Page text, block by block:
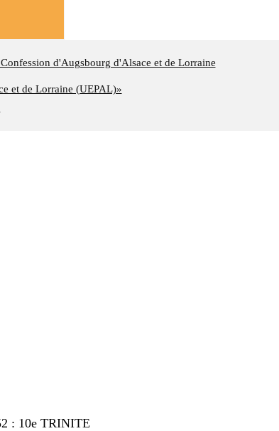
d'Augsbourg d'Alsace et de Lorraine
et de Lorraine (UEPAL)»
: 10e TRINITE